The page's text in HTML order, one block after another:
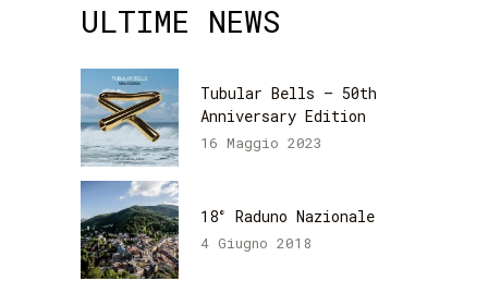
ULTIME NEWS
Tubular Bells – 50th
Anniversary Edition
16 Maggio 2023
18° Raduno Nazionale
4 Giugno 2018